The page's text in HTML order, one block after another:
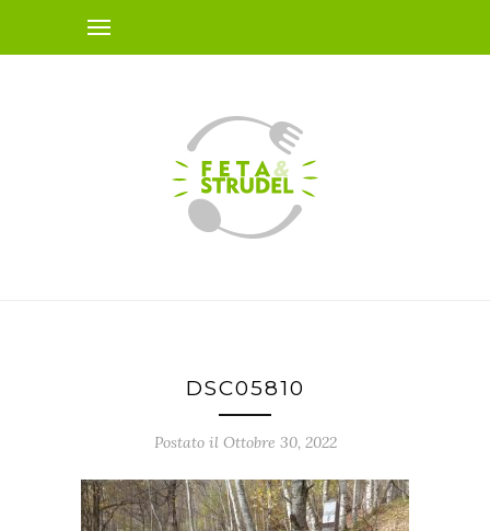
DSC05810
Postato il Ottobre 30, 2022